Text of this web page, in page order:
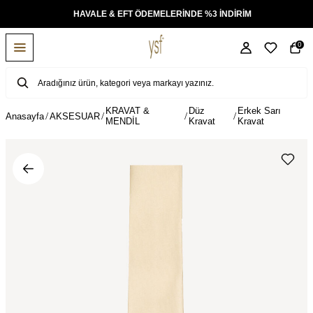
HAVALE & EFT ÖDEMELERİNDE %3 İNDİRİM
0
Anasayfa AKSESUAR
KRAVAT &
MENDİL
Düz
Kravat
Erkek Sarı
Kravat